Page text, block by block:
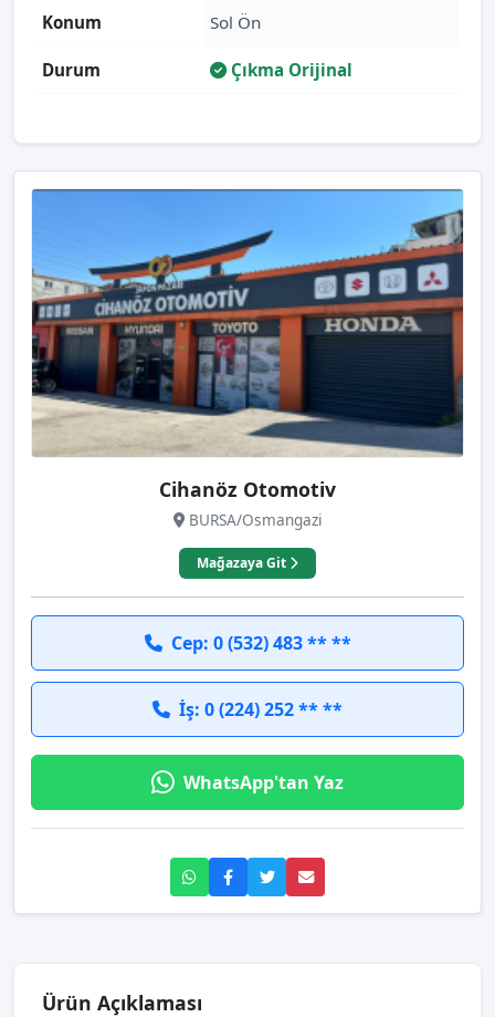
Konum Sol Ön
Durum Çıkma Orijinal
Cihanöz Otomotiv
BURSA/Osmangazi
Mağazaya Git
Cep: 0 (532) 483 ** **
İş: 0 (224) 252 ** **
WhatsApp'tan Yaz
Ürün Açıklaması